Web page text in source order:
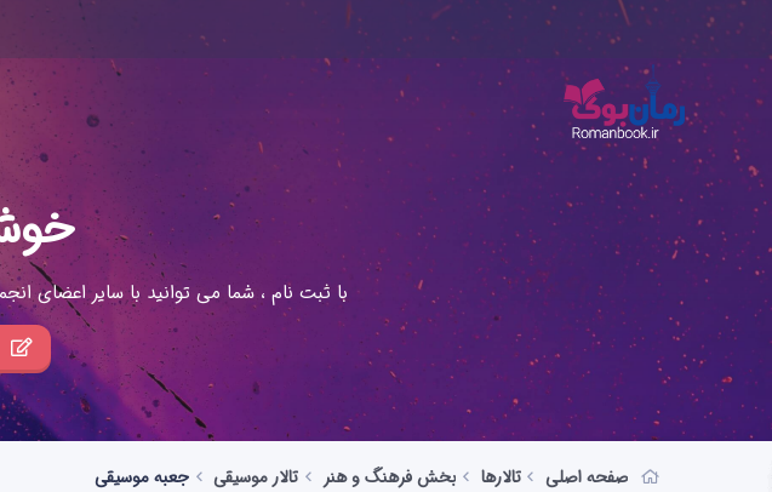
با ثبت نام ، شما می توانید با سایر اعضای
صفحه اصلی تالارها بخش فرهنگ و هنر تالار موسیقی جعبه موسیقی